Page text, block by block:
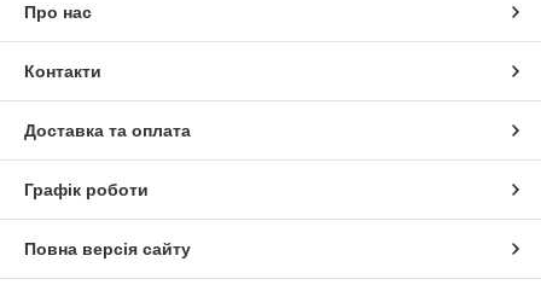
Про нас
Контакти
Доставка та оплата
Графік роботи
Повна версія сайту